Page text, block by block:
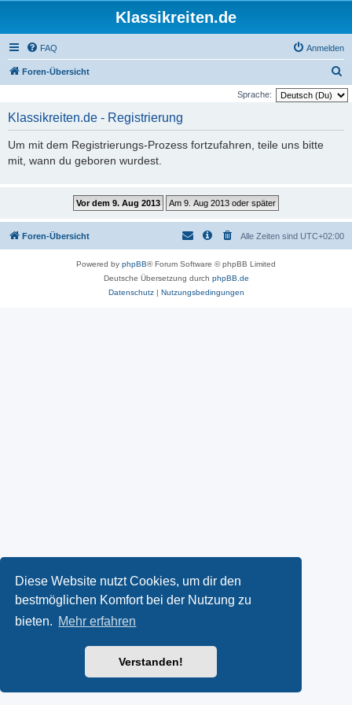
Diese Website nutzt Cookies, um dir den
bestmöglichen Komfort bei der Nutzung zu
bieten. Mehr erfahren
Verstanden!
Klassikreiten.de
FAQ Anmelden
Foren-Übersicht
u
Sprache:
Klassikreiten.de - Registrierung
Um mit dem Registrierungs-Prozess fortzufahren, teile uns bitte
mit, wann du geboren wurdest.
Foren-Übersicht Alle Zeiten sind UTC+02:00
Powered by phpBB® Forum Software © phpBB Limited
Deutsche Übersetzung durch phpBB.de
Datenschutz| Nutzungsbedingungen